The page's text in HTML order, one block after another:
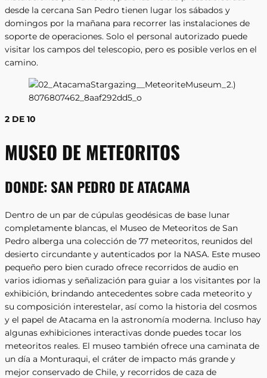
desde la cercana San Pedro tienen lugar los sábados y
domingos por la mañana para recorrer las instalaciones de
soporte de operaciones. Solo el personal autorizado puede
visitar los campos del telescopio, pero es posible verlos en el
camino.
2 DE 10
MUSEO DE METEORITOS
DONDE: SAN PEDRO DE ATACAMA
Dentro de un par de cúpulas geodésicas de base lunar
completamente blancas, el Museo de Meteoritos de San
Pedro alberga una colección de 77 meteoritos, reunidos del
desierto circundante y autenticados por la NASA. Este museo
pequeño pero bien curado ofrece recorridos de audio en
varios idiomas y señalización para guiar a los visitantes por la
exhibición, brindando antecedentes sobre cada meteorito y
su composición interestelar, así como la historia del cosmos
y el papel de Atacama en la astronomía moderna. Incluso hay
algunas exhibiciones interactivas donde puedes tocar los
meteoritos reales. El museo también ofrece una caminata de
un día a Monturaqui, el cráter de impacto más grande y
mejor conservado de Chile, y recorridos de caza de